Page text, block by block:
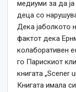
медиуми за да ја
деца со
Дека јаболкото
фактот дека
колаборативен
го Парискиот
книгата „Scener
Книгата имала